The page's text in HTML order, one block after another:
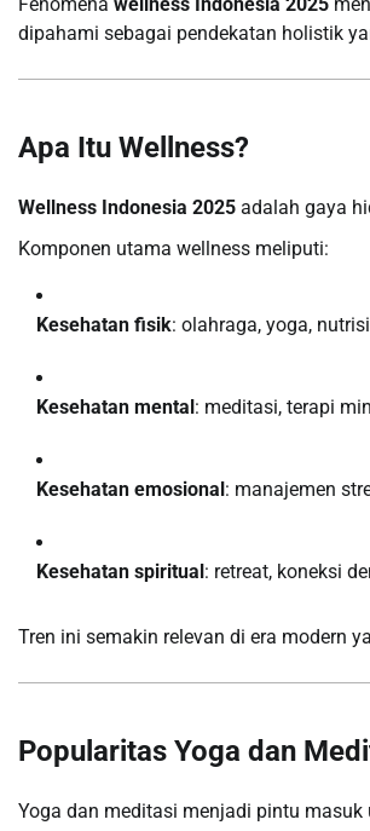
dipahami sebagai pendekatan holistik
Apa Itu Wellness?
Wellness Indonesia 2025 adalah gaya
Komponen utama wellness meliputi:
Kesehatan fisik: olahraga, yoga,
Kesehatan mental: meditasi, terapi
Kesehatan emosional: manajemen
Kesehatan spiritual: retreat, koneksi
Tren ini semakin relevan di era modern
Popularitas Yoga dan
Yoga dan meditasi menjadi pintu